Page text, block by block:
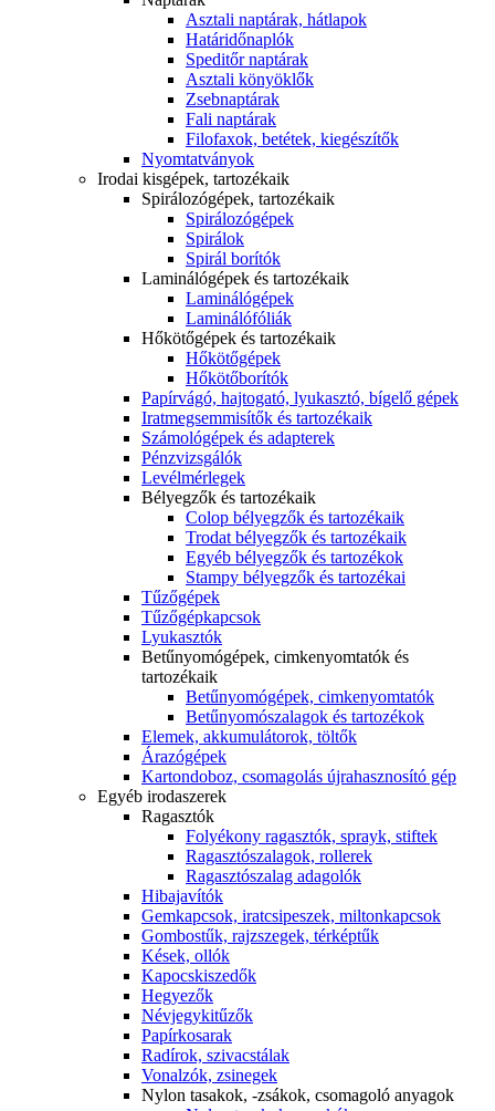
Asztali naptárak, hátlapok
Határidőnaplók
Speditőr naptárak
Asztali könyöklők
Zsebnaptárak
Fali naptárak
Filofaxok, betétek, kiegészítők
Nyomtatványok
Irodai kisgépek, tartozékaik
Spirálozógépek, tartozékaik
Spirálozógépek
Spirálok
Spirál borítók
Laminálógépek és tartozékaik
Laminálógépek
Laminálófóliák
Hőkötőgépek és tartozékaik
Hőkötőgépek
Hőkötőborítók
Papírvágó, hajtogató, lyukasztó, bígelő gépek
Iratmegsemmisítők és tartozékaik
Számológépek és adapterek
Pénzvizsgálók
Levélmérlegek
Bélyegzők és tartozékaik
Colop bélyegzők és tartozékaik
Trodat bélyegzők és tartozékaik
Egyéb bélyegzők és tartozékok
Stampy bélyegzők és tartozékai
Tűzőgépek
Tűzőgépkapcsok
Lyukasztók
Betűnyomógépek, cimkenyomtatók és
tartozékaik
Betűnyomógépek, cimkenyomtatók
Betűnyomószalagok és tartozékok
Elemek, akkumulátorok, töltők
Árazógépek
Kartondoboz, csomagolás újrahasznosító gép
Egyéb irodaszerek
Ragasztók
Folyékony ragasztók, sprayk, stiftek
Ragasztószalagok, rollerek
Ragasztószalag adagolók
Hibajavítók
Gemkapcsok, iratcsipeszek, miltonkapcsok
Gombostűk, rajzszegek, térképtűk
Kések, ollók
Kapocskiszedők
Hegyezők
Névjegykitűzők
Papírkosarak
Radírok, szivacstálak
Vonalzók, zsinegek
Nylon tasakok, -zsákok, csomagoló anyagok